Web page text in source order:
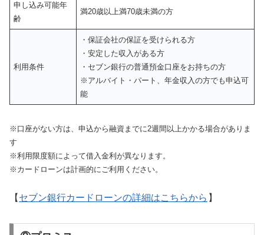
申し込み可能年
齢
満20歳以上満70歳未満の方
利用条件
・保証会社の保証を受けられる方
・安定した収入がある方
・セブン銀行の普通預金口座をお持ちの方
※アルバイト・パート、年金収入の方でも申込可
能
※口座がない方は、申込から融資までに2週間以上かかる場合がありま
す
※利用限度額によって借入金利が異なります。
※カードローンは計画的にご利用ください。
【 セブン銀行カードローンの詳細はこちらから 】